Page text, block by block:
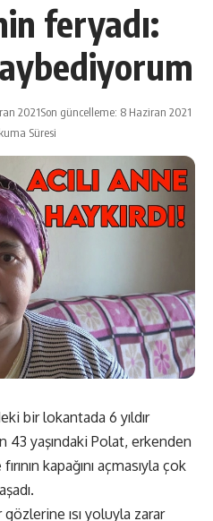
feryadı:
2021Son güncelleme: 8 Haziran 2021
Süresi
bir lokantada 6 yıldır
43 yaşındaki Polat, erkenden
kapağını açmasıyla çok
ısı yoluyla zarar